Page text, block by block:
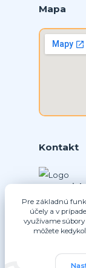
Mapa
Kontakt
Ing. Daniel
+421
(Po-Pia, 8-16
Pre základnú
účely a v
využívame súbory
môžete